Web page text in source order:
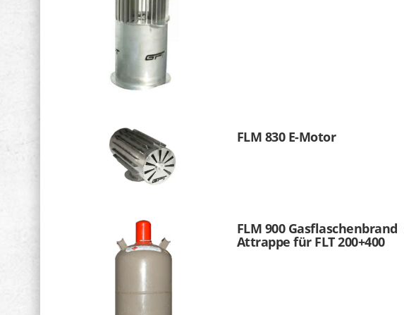
FLM 830 E-Motor
FLM 900
Attrappe für FLT 200+400